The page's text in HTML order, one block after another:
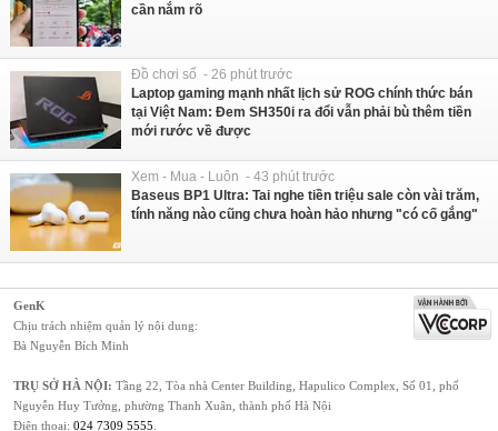
cần nắm rõ
Đồ chơi số - 26 phút trước
Laptop gaming mạnh nhất lịch sử ROG chính thức bán
tại Việt Nam: Đem SH350i ra đổi vẫn phải bù thêm tiền
mới rước về được
Xem - Mua - Luôn - 43 phút trước
Baseus BP1 Ultra: Tai nghe tiền triệu sale còn vài trăm,
tính năng nào cũng chưa hoàn hảo nhưng "có cố gắng"
GenK
Chịu trách nhiệm quản lý nội dung:
Bà Nguyễn Bích Minh
TRỤ SỞ HÀ NỘI: Tầng 22, Tòa nhà Center Building, Hapulico Complex, Số 01, phố
Nguyễn Huy Tưởng, phường Thanh Xuân, thành phố Hà Nội
Điện thoại: 024 7309 5555